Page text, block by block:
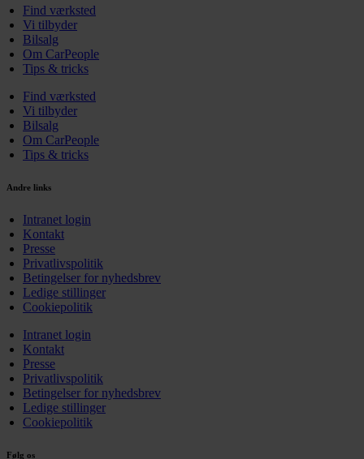
Find værksted
Vi tilbyder
Bilsalg
Om CarPeople
Tips & tricks
Find værksted
Vi tilbyder
Bilsalg
Om CarPeople
Tips & tricks
Andre links
Intranet login
Kontakt
Presse
Privatlivspolitik
Betingelser for nyhedsbrev
Ledige stillinger
Cookiepolitik
Intranet login
Kontakt
Presse
Privatlivspolitik
Betingelser for nyhedsbrev
Ledige stillinger
Cookiepolitik
Følg os